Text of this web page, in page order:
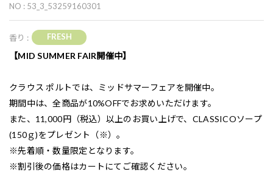
NO : 53_3_53259160301
香り : FRESH
【MID SUMMER FAIR開催中】
クラウス ポルトでは、ミッドサマーフェアを開催中。
期間中は、全商品が10%OFFでお求めいただけます。
また、11,000円（税込）以上のお買い上げで、CLASSICOソープ
(150ｇ)をプレゼント（※）。
※先着順・数量限定となります。
※割引後の価格はカートにてご確認ください。